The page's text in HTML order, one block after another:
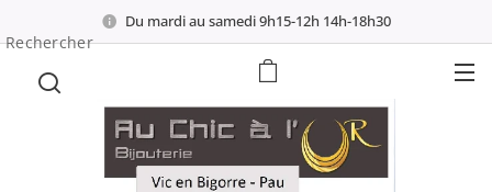
Du mardi au samedi 9h15-12h 14h-18h30
Rechercher